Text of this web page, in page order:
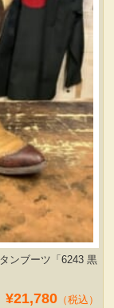
ンブーツ「6243 黒
¥21,780（税込）